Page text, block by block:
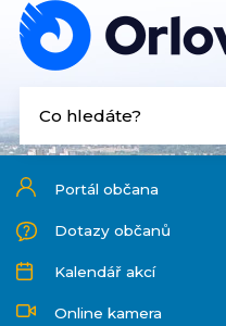
Portál občana
Dotazy občanů
Kalendář akcí
Online kamera